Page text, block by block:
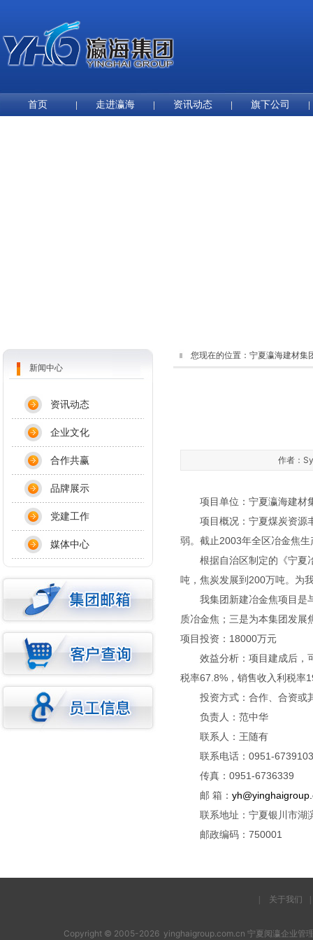
首页 走进瀛海 资讯动态 旗下公司
您现在的位置： 宁夏瀛海建材集
作者：
项目单位：宁夏瀛海建材
项目概况：宁夏煤炭资源丰
弱。截止2003年全区冶金焦
根据自治区制定的《宁夏冶
吨，焦炭发展到200万吨。为
我集团新建冶金焦项目是与
质冶金焦；三是为本集团发展
项目投资：18000万元
效益分析：项目建成后，可
税率67.8%，销售收入利税率
投资方式：合作、合资或
负责人：范中华
联系人：王随有
联系电话：0951-6739103
传真：0951-6736339
邮 箱：
联系地址：宁夏银川市湖
邮政编码：750001
新闻中心
资讯动态
企业文化
合作共赢
品牌展示
党建工作
媒体中心
关于我们
Copyright © 2005-2026 yinghaigroup.com.cn 宁夏阅瀛企业管